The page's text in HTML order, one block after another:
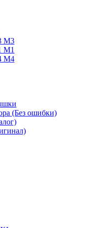
M3
M1
M4
(Без ошибки)